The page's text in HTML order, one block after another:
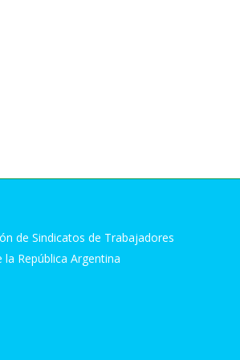
de Sindicatos de Trabajadores
República Argentina